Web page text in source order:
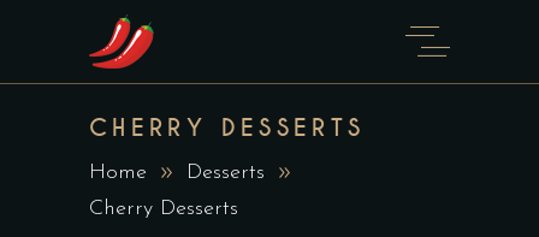
CHERRY DESSERTS
Home
Desserts
Cherry Desserts